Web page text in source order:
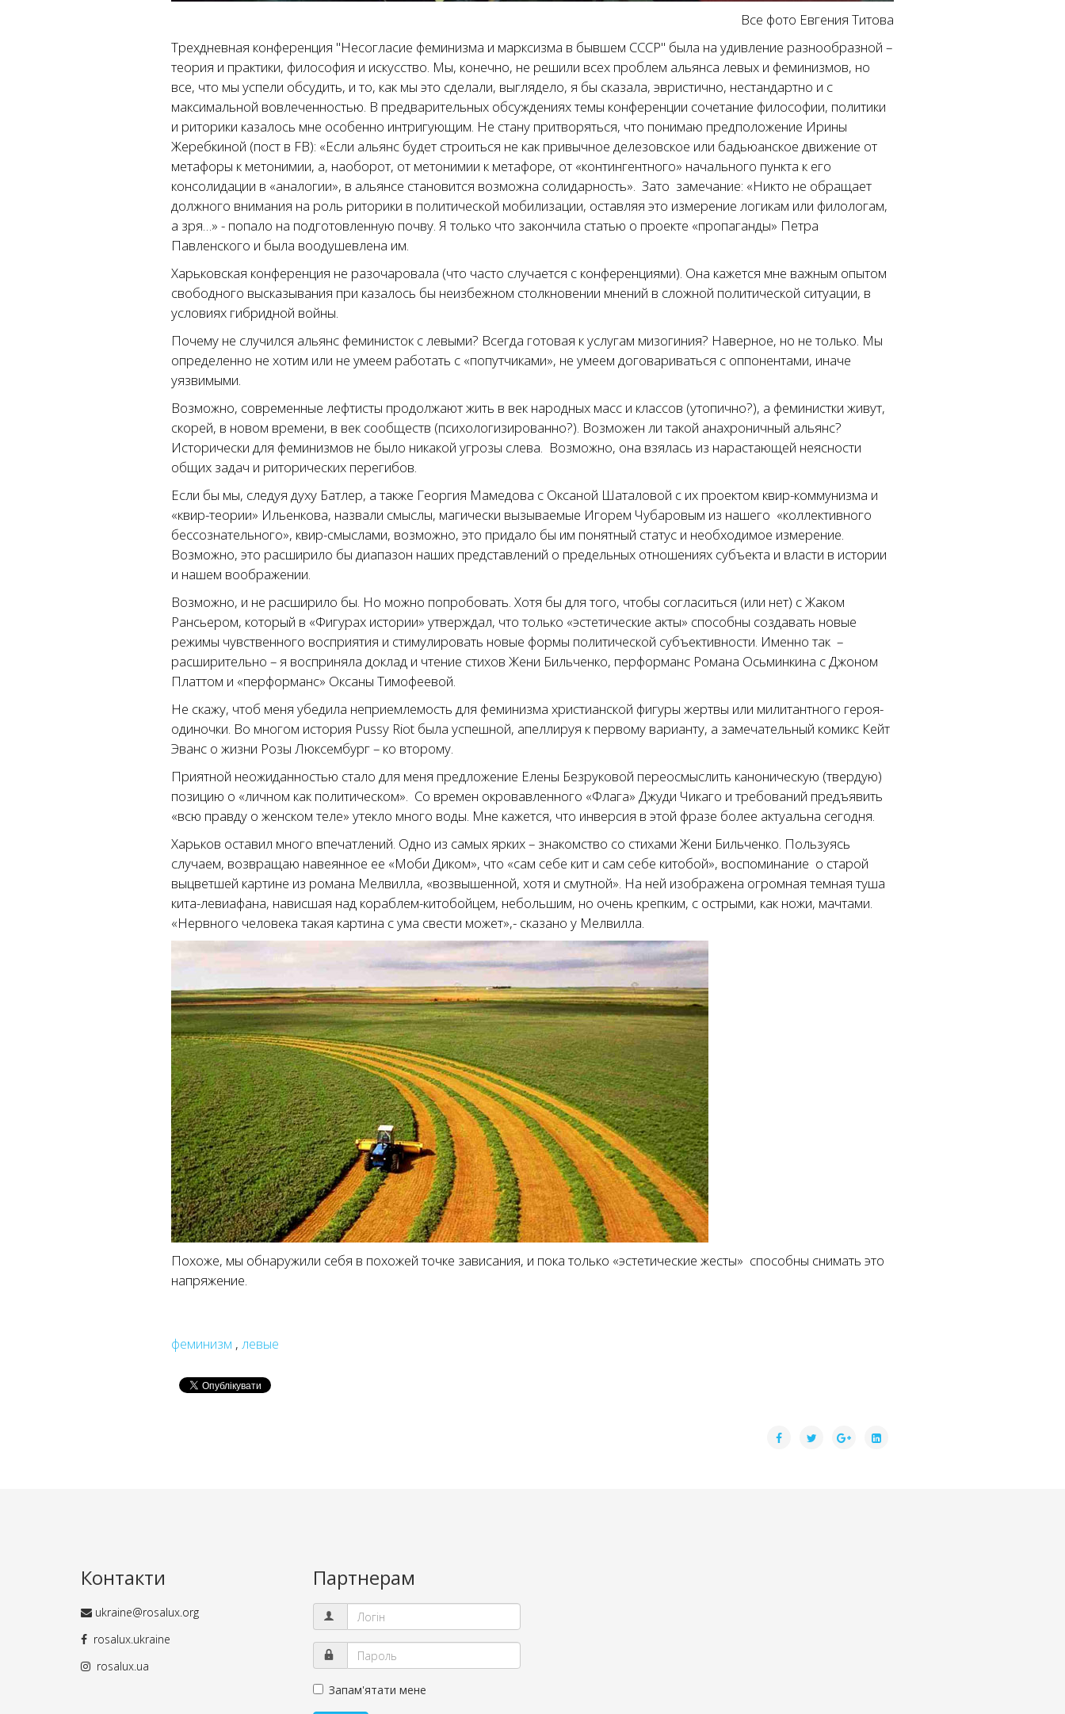
Все фото Евгения Титова
Трехдневная конференция "Несогласие феминизма и марксизма в бывшем СССР" была на удивление разнообразной –
теория и практики, философия и искусство. Мы, конечно, не решили всех проблем альянса левых и феминизмов, но
все, что мы успели обсудить, и то, как мы это сделали, выглядело, я бы сказала, эвристично, нестандартно и с
максимальной вовлеченностью. В предварительных обсуждениях темы конференции сочетание философии, политики
и риторики казалось мне особенно интригующим. Не стану притворяться, что понимаю предположение Ирины
Жеребкиной (пост в FB): «Если альянс будет строиться не как привычное делезовское или бадьюанское движение от
метафоры к метонимии, а, наоборот, от метонимии к метафоре, от «контингентного» начального пункта к его
консолидации в «аналогии», в альянсе становится возможна солидарность». Зато замечание: «Никто не обращает
должного внимания на роль риторики в политической мобилизации, оставляя это измерение логикам или филологам,
а зря…» - попало на подготовленную почву. Я только что закончила статью о проекте «пропаганды» Петра
Павленского и была воодушевлена им.
Харьковская конференция не разочаровала (что часто случается с конференциями). Она кажется мне важным опытом
свободного высказывания при казалось бы неизбежном столкновении мнений в сложной политической ситуации, в
условиях гибридной войны.
Почему не случился альянс феминисток с левыми? Всегда готовая к услугам мизогиния? Наверное, но не только. Мы
определенно не хотим или не умеем работать с «попутчиками», не умеем договариваться с оппонентами, иначе
уязвимыми.
Возможно, современные лефтисты продолжают жить в век народных масс и классов (утопично?), а феминистки живут,
скорей, в новом времени, в век сообществ (психологизированно?). Возможен ли такой анахроничный альянс?
Исторически для феминизмов не было никакой угрозы слева. Возможно, она взялась из нарастающей неясности
общих задач и риторических перегибов.
Если бы мы, следуя духу Батлер, а также Георгия Мамедова с Оксаной Шаталовой с их проектом квир-коммунизма и
«квир-теории» Ильенкова, назвали смыслы, магически вызываемые Игорем Чубаровым из нашего «коллективного
бессознательного», квир-смыслами, возможно, это придало бы им понятный статус и необходимое измерение.
Возможно, это расширило бы диапазон наших представлений о предельных отношениях субъекта и власти в истории
и нашем воображении.
Возможно, и не расширило бы. Но можно попробовать. Хотя бы для того, чтобы согласиться (или нет) с Жаком
Рансьером, который в «Фигурах истории» утверждал, что только «эстетические акты» способны создавать новые
режимы чувственного восприятия и стимулировать новые формы политической субъективности. Именно так –
расширительно – я восприняла доклад и чтение стихов Жени Бильченко, перформанс Романа Осьминкина с Джоном
Платтом и «перформанс» Оксаны Тимофеевой.
Не скажу, чтоб меня убедила неприемлемость для феминизма христианской фигуры жертвы или милитантного героя-
одиночки. Во многом история Pussy Riot была успешной, апеллируя к первому варианту, а замечательный комикс Кейт
Эванс о жизни Розы Люксембург – ко второму.
Приятной неожиданностью стало для меня предложение Елены Безруковой переосмыслить каноническую (твердую)
позицию о «личном как политическом». Со времен окровавленного «Флага» Джуди Чикаго и требований предъявить
«всю правду о женском теле» утекло много воды. Мне кажется, что инверсия в этой фразе более актуальна сегодня.
Харьков оставил много впечатлений. Одно из самых ярких – знакомство со стихами Жени Бильченко. Пользуясь
случаем, возвращаю навеянное ее «Моби Диком», что «сам себе кит и сам себе китобой», воспоминание о старой
выцветшей картине из романа Мелвилла, «возвышенной, хотя и смутной». На ней изображена огромная темная туша
кита-левиафана, нависшая над кораблем-китобойцем, небольшим, но очень крепким, с острыми, как ножи, мачтами.
«Нервного человека такая картина с ума свести может»,- сказано у Мелвилла.
Похоже, мы обнаружили себя в похожей точке зависания, и пока только «эстетические жесты» способны снимать это
напряжение.
феминизм , левые
Контакти
ukraine@rosalux.org
rosalux.ukraine
rosalux.ua
Партнерам
Запам'ятати мене